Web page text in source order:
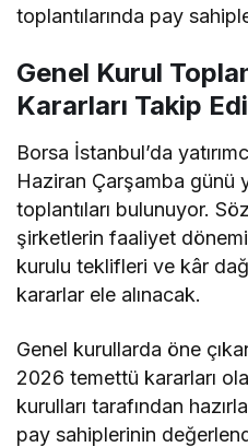
toplantılarında pay
Genel Kurul
Kararları Takip
Borsa İstanbul’da
Haziran Çarşamba günü
toplantıları bulunuyor.
şirketlerin faaliyet
kurulu teklifleri ve kâr
kararlar ele alınacak.
Genel kurullarda öne
2026 temettü kararları
kurulları tarafından
pay sahiplerinin